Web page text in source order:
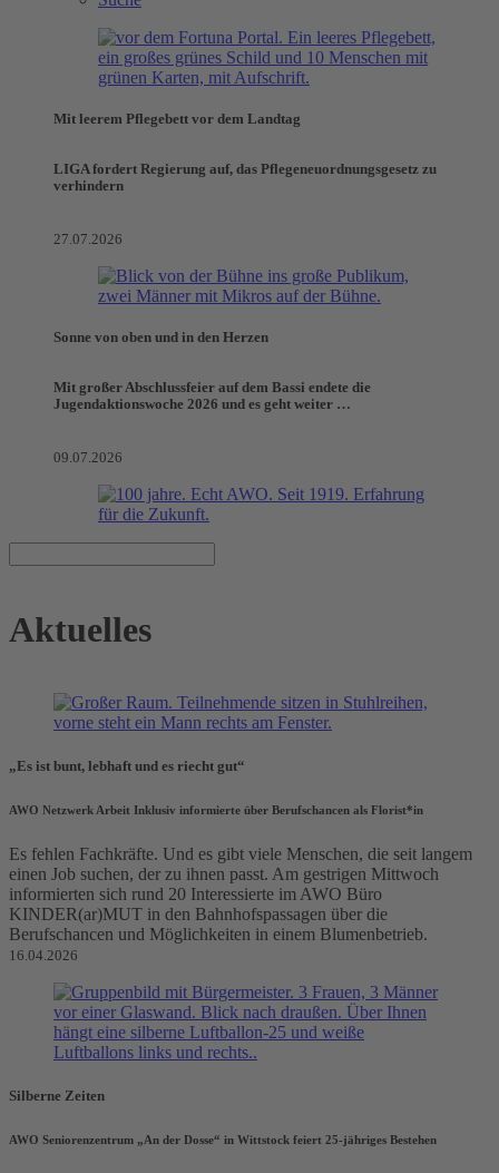
Mit leerem Pflegebett vor dem Landtag
LIGA fordert Regierung auf, das Pflegeneuordnungsgesetz zu
verhindern
27.07.2026
Sonne von oben und in den Herzen
Mit großer Abschlussfeier auf dem Bassi endete die
Jugendaktionswoche 2026 und es geht weiter …
09.07.2026
Aktuelles
„Es ist bunt, lebhaft und es riecht gut“
AWO Netzwerk Arbeit Inklusiv informierte über Berufschancen als Florist*in
Es fehlen Fachkräfte. Und es gibt viele Menschen, die seit langem
einen Job suchen, der zu ihnen passt. Am gestrigen Mittwoch
informierten sich rund 20 Interessierte im AWO Büro
KINDER(ar)MUT in den Bahnhofspassagen über die
Berufschancen und Möglichkeiten in einem Blumenbetrieb.
16.04.2026
Silberne Zeiten
AWO Seniorenzentrum „An der Dosse“ in Wittstock feiert 25-jähriges Bestehen